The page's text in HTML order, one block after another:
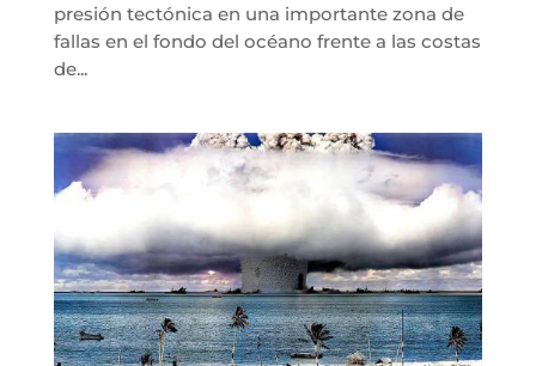
presión tectónica en una importante zona de
fallas en el fondo del océano frente a las costas
de...